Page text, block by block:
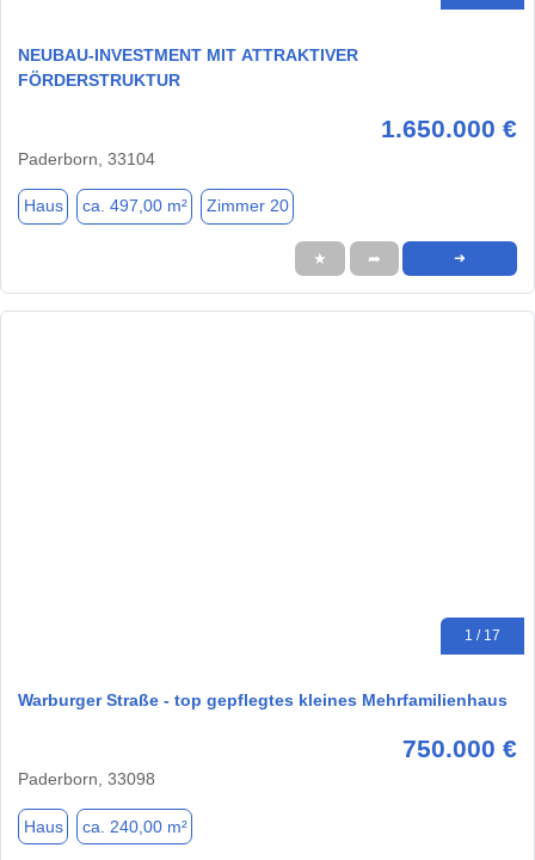
NEUBAU-INVESTMENT MIT ATTRAKTIVER
FÖRDERSTRUKTUR
1.650.000 €
Paderborn, 33104
Haus ca. 497,00 m² Zimmer 20
★ ➦ ➜
1 / 17
Warburger Straße - top gepflegtes kleines Mehrfamilienhaus
750.000 €
Paderborn, 33098
Haus ca. 240,00 m²